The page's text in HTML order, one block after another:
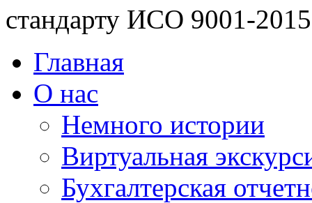
стандарту ИСО 9001-2015
Главная
О нас
Немного истории
Виртуальная
Бухгалтерская